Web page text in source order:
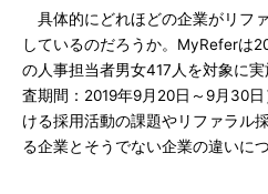
具体的にどれほどの企業がリフ
しているのだろうか。MyReferは
の人事担当者男女417人を対象に
査期間：2019年9月20日～9月30
ける採用活動の課題やリファラル
る企業とそうでない企業の違いに